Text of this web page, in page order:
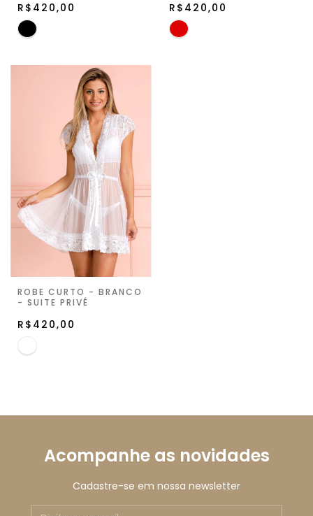
R$420,00 R$420,00
ROBE CURTO - BRANCO
- SUITE PRIVÉ
R$420,00
Acompanhe as novidades
Cadastre-se em nossa newsletter